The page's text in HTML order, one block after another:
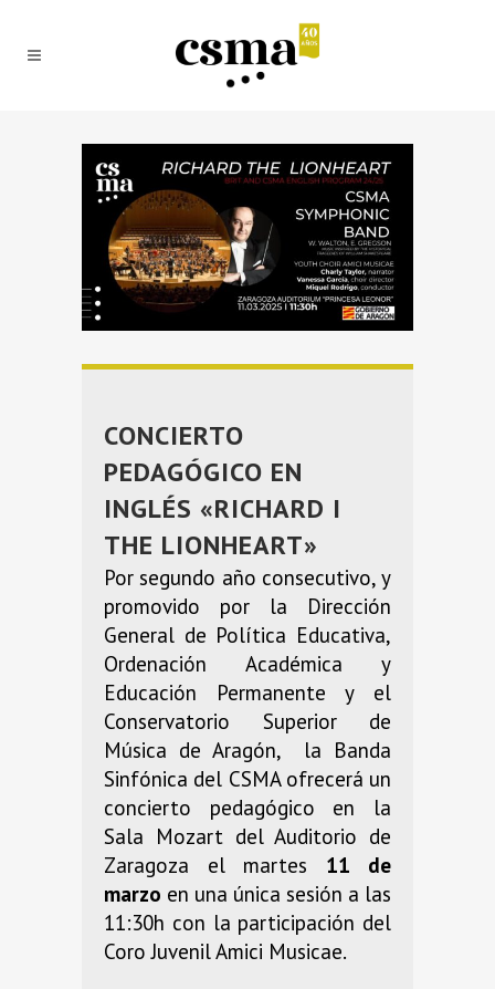
CONCIERTO
PEDAGÓGICO EN
INGLÉS «RICHARD I
THE LIONHEART»
Por segundo año consecutivo, y
promovido por la Dirección
General de Política Educativa,
Ordenación Académica y
Educación Permanente y el
Conservatorio Superior de
Música de Aragón, la Banda
Sinfónica del CSMA ofrecerá un
concierto pedagógico en la
Sala Mozart del Auditorio de
Zaragoza el martes 11 de
marzo en una única sesión a las
11:30h con la participación del
Coro Juvenil Amici Musicae.